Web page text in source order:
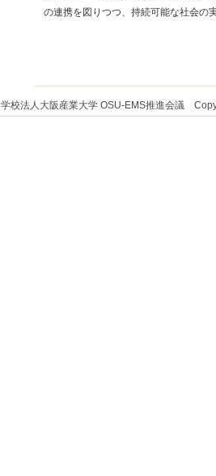
の連携を図りつつ、持続可能な社会の
学校法人大阪産業大学 OSU-EMS推進会議